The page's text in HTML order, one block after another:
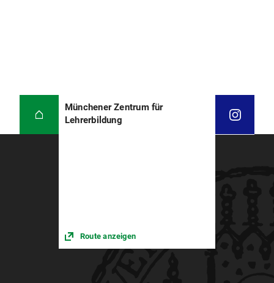
Münchener Zentrum für
Lehrerbildung
Route anzeigen